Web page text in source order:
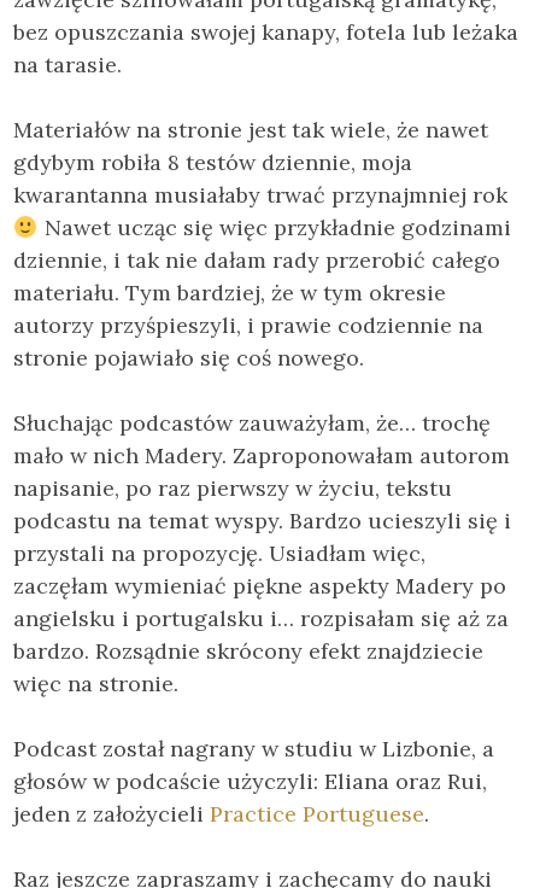
bez opuszczania swojej kanapy, fotela lub leżaka
na tarasie.
Materiałów na stronie jest tak wiele, że nawet
gdybym robiła 8 testów dziennie, moja
kwarantanna musiałaby trwać przynajmniej rok
Nawet ucząc się więc przykładnie godzinami
dziennie, i tak nie dałam rady przerobić całego
materiału. Tym bardziej, że w tym okresie
autorzy przyśpieszyli, i prawie codziennie na
stronie pojawiało się coś nowego.
Słuchając podcastów zauważyłam, że… trochę
mało w nich Madery. Zaproponowałam autorom
napisanie, po raz pierwszy w życiu, tekstu
podcastu na temat wyspy. Bardzo ucieszyli się i
przystali na propozycję. Usiadłam więc,
zaczęłam wymieniać piękne aspekty Madery po
angielsku i portugalsku i… rozpisałam się aż za
bardzo. Rozsądnie skrócony efekt znajdziecie
więc na stronie.
Podcast został nagrany w studiu w Lizbonie, a
głosów w podcaście użyczyli: Eliana oraz Rui,
jeden z założycieliPractice Portuguese.
Raz jeszcze zapraszamy i zachęcamy do nauki